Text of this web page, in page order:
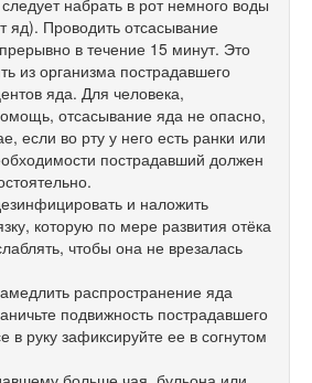
набрать в рот немного воды
яд). Проводить отсасывание
в течение 15 минут. Это
из организма пострадавшего
яда. Для человека,
отсасывание яда не опасно,
если во рту у него есть ранки или
пострадавший должен
и наложить
которую по мере развития отёка
чтобы она не врезалась
распространение яда
подвижность пострадавшего
в руку зафиксируйте ее в согнутом